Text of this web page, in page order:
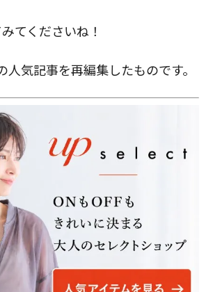
てくださいね！
気記事を再編集したものです。
閉じる